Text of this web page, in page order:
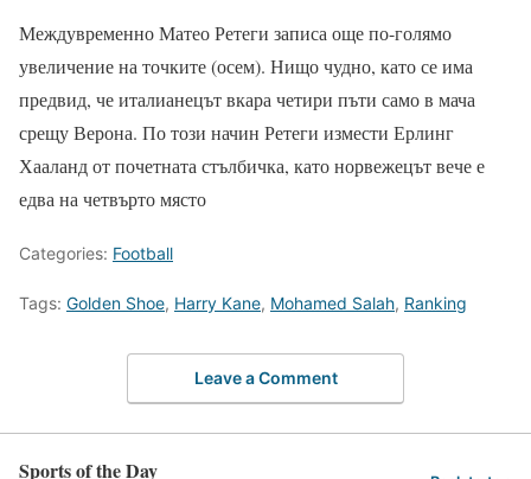
Междувременно Матео Ретеги записа още по-голямо
увеличение на точките (осем). Нищо чудно, като се има
предвид, че италианецът вкара четири пъти само в мача
срещу Верона. По този начин Ретеги измести Ерлинг
Хааланд от почетната стълбичка, като норвежецът вече е
едва на четвърто място
Categories: Football
Tags: Golden Shoe, Harry Kane, Mohamed Salah, Ranking
Leave a Comment
Sports of the Day